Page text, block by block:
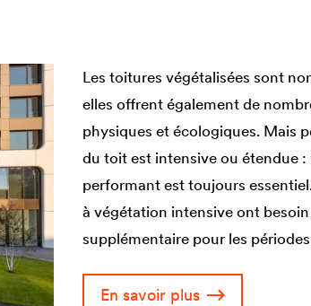
Les toitures végétalisées sont
elles offrent également de
physiques et écologiques. Mais
du toit est intensive ou étendue
performant est toujours
à végétation intensive ont besoin
supplémentaire pour les
En savoir plus